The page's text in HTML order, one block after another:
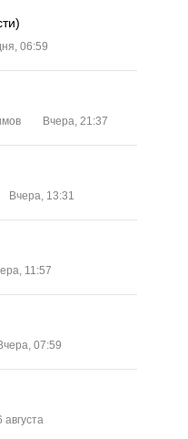
06:59
Вчера, 21:37
Вчера, 13:31
11:57
07:59
августа